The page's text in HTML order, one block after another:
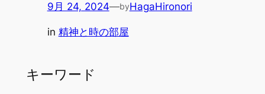
9月 24, 2024—byHagaHironori
in 精神と時の部屋
キーワード